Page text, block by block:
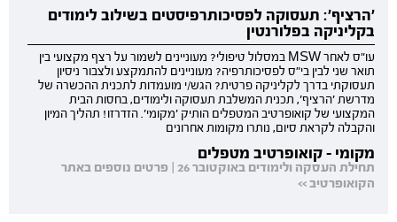
'הרציף': תעסוקה לפסיכותרפיסטים בשילוב לימודים
בקליניקה בפלורנטין
עו"ס לאחר MSW במסלול טיפולי? מעוניינים לשמור על רצף מקצועי בין
תואר שני לבין בי"ס לפסיכותרפיה? מעוניינים להתמקצע ולצבור ניסיון
תעסוקתי בדרך לקליניקה פרטית? הגש/י מועמדות לתכנית ההכשרה של
מדרשת 'הרציף', תכנית המשלבת תעסוקה ולימודים, בחסות הבית
המקצועי של קואופרטיב המטפלים הותיק 'מקומי'. הזדרזו! תהליך המיון
והקבלה לקראת סיום, נותרו מקומות אחרונים
מקומי - קואופרטיב מטפלים
תחילת העסקה ולימודים באוקטובר 26 | פרטים נוספים באתר
הקואופרטיב >>